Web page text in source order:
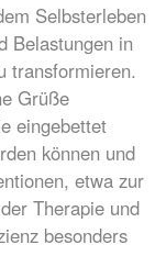
Selbsterleben
Belastungen in
transformieren.
Grüße
eingebettet
können und
etwa zur
Therapie und
besonders